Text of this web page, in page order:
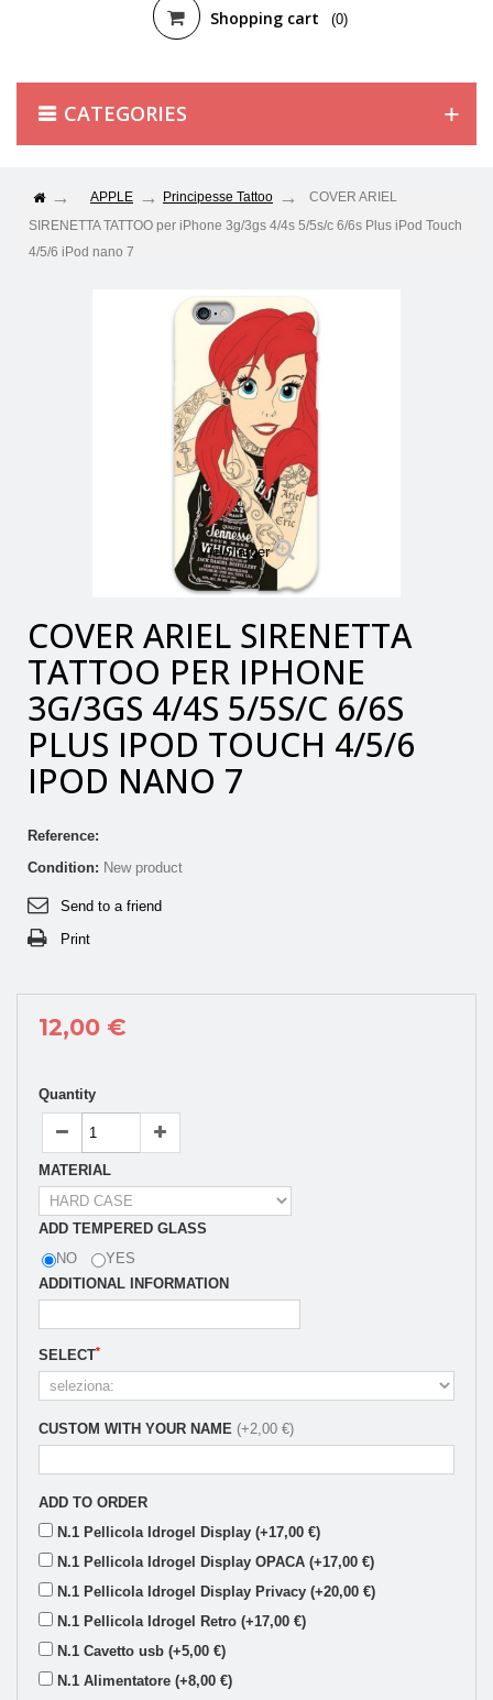
Shopping cart (0)
CATEGORIES
APPLE Principesse Tattoo
COVER ARIEL
SIRENETTA TATTOO per iPhone 3g/3gs 4/4s 5/5s/c 6/6s Plus iPod Touch
4/5/6 iPod nano 7
View larger
COVER ARIEL SIRENETTA
TATTOO PER IPHONE
3G/3GS 4/4S 5/5S/C 6/6S
PLUS IPOD TOUCH 4/5/6
IPOD NANO 7
Reference:
Condition: New product
Send to a friend
Print
12,00 €
Quantity
MATERIAL
ADD TEMPERED GLASS
NO
YES
ADDITIONAL INFORMATION
SELECT*
CUSTOM WITH YOUR NAME (+2,00 €)
ADD TO ORDER
N.1 Pellicola Idrogel Display (+17,00 €)
N.1 Pellicola Idrogel Display OPACA (+17,00 €)
N.1 Pellicola Idrogel Display Privacy (+20,00 €)
N.1 Pellicola Idrogel Retro (+17,00 €)
N.1 Cavetto usb (+5,00 €)
N.1 Alimentatore (+8,00 €)